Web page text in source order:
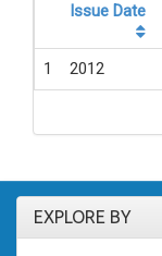
Issue Date
1 2012
EXPLORE BY